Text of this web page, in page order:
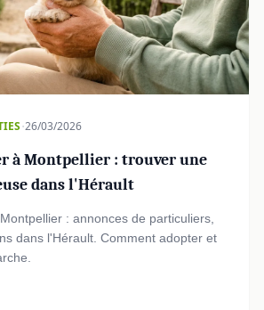
·26/03/2026
à Montpellier : trouver une
dans l'Hérault
: annonces de particuliers,
dans l'Hérault. Comment adopter et